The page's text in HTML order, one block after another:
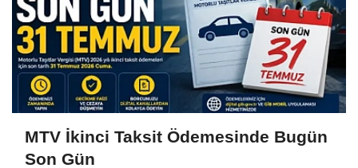
MTV İkinci Taksit Ödemesinde Bugün
Son Gün